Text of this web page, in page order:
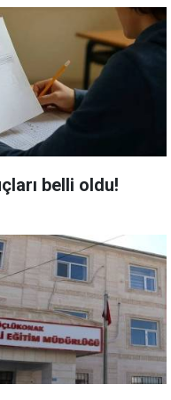
belli oldu!